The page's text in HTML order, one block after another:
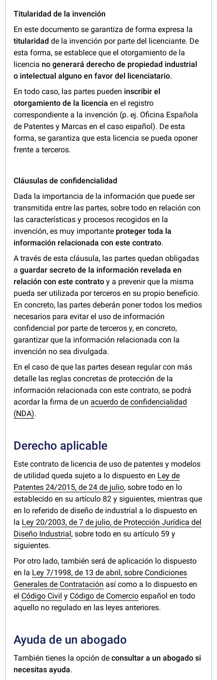
Titularidad de la invención
En este documento se garantiza de forma expresa la
titularidad de la invención por parte del licenciante. De
esta forma, se establece que el otorgamiento de la
licencia no generará derecho de propiedad industrial
o intelectual alguno en favor del licenciatario.
En todo caso, las partes pueden inscribir el
otorgamiento de la licenciaen el registro
correspondiente a la invención (p. ej. Oficina Española
de Patentes y Marcas en el caso español). De esta
forma, se garantiza que esta licencia se pueda oponer
frente a terceros.
Cláusulas de confidencialidad
Dada la importancia de la información que puede ser
transmitida entre las partes, sobre todo en relación con
las características y procesos recogidos en la
invención, es muy importante proteger toda la
información relacionada con este contrato.
A través de esta cláusula, las partes quedan obligadas
aguardar secreto de la información revelada en
relación con este contrato y a prevenir que la misma
pueda ser utilizada por terceros en su propio beneficio.
En concreto, las partes deberán poner todos los medios
necesarios para evitar el uso de información
confidencial por parte de terceros y, en concreto,
garantizar que la información relacionada con la
invención no sea divulgada.
En el caso de que las partes desean regular con más
detalle las reglas concretas de protección de la
información relacionada con este contrato, se podrá
acordar la firma de un acuerdo de confidencialidad
(NDA).
Derecho aplicable
Este contrato de licencia de uso de patentes y modelos
de utilidad queda sujeto a lo dispuesto en Ley de
Patentes 24/2015, de 24 de julio, sobre todo en lo
establecido en su artículo 82 y siguientes, mientras que
en lo referido de diseño de industrial a lo dispuesto en
la Ley 20/2003, de 7 de julio, de Protección Jurídica del
Diseño Industrial, sobre todo en su artículo 59 y
siguientes.
Por otro lado, también será de aplicación lo dispuesto
en la Ley 7/1998, de 13 de abril, sobre Condiciones
Generales de Contratación así como a lo dispuesto en
el Código Civil y Código de Comercio español en todo
aquello no regulado en las leyes anteriores.
Ayuda de un abogado
También tienes la opción deconsultar a un abogado si
necesitas ayuda.